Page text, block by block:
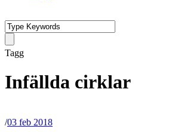
Tagg
Infällda cirklar
/03 feb 2018